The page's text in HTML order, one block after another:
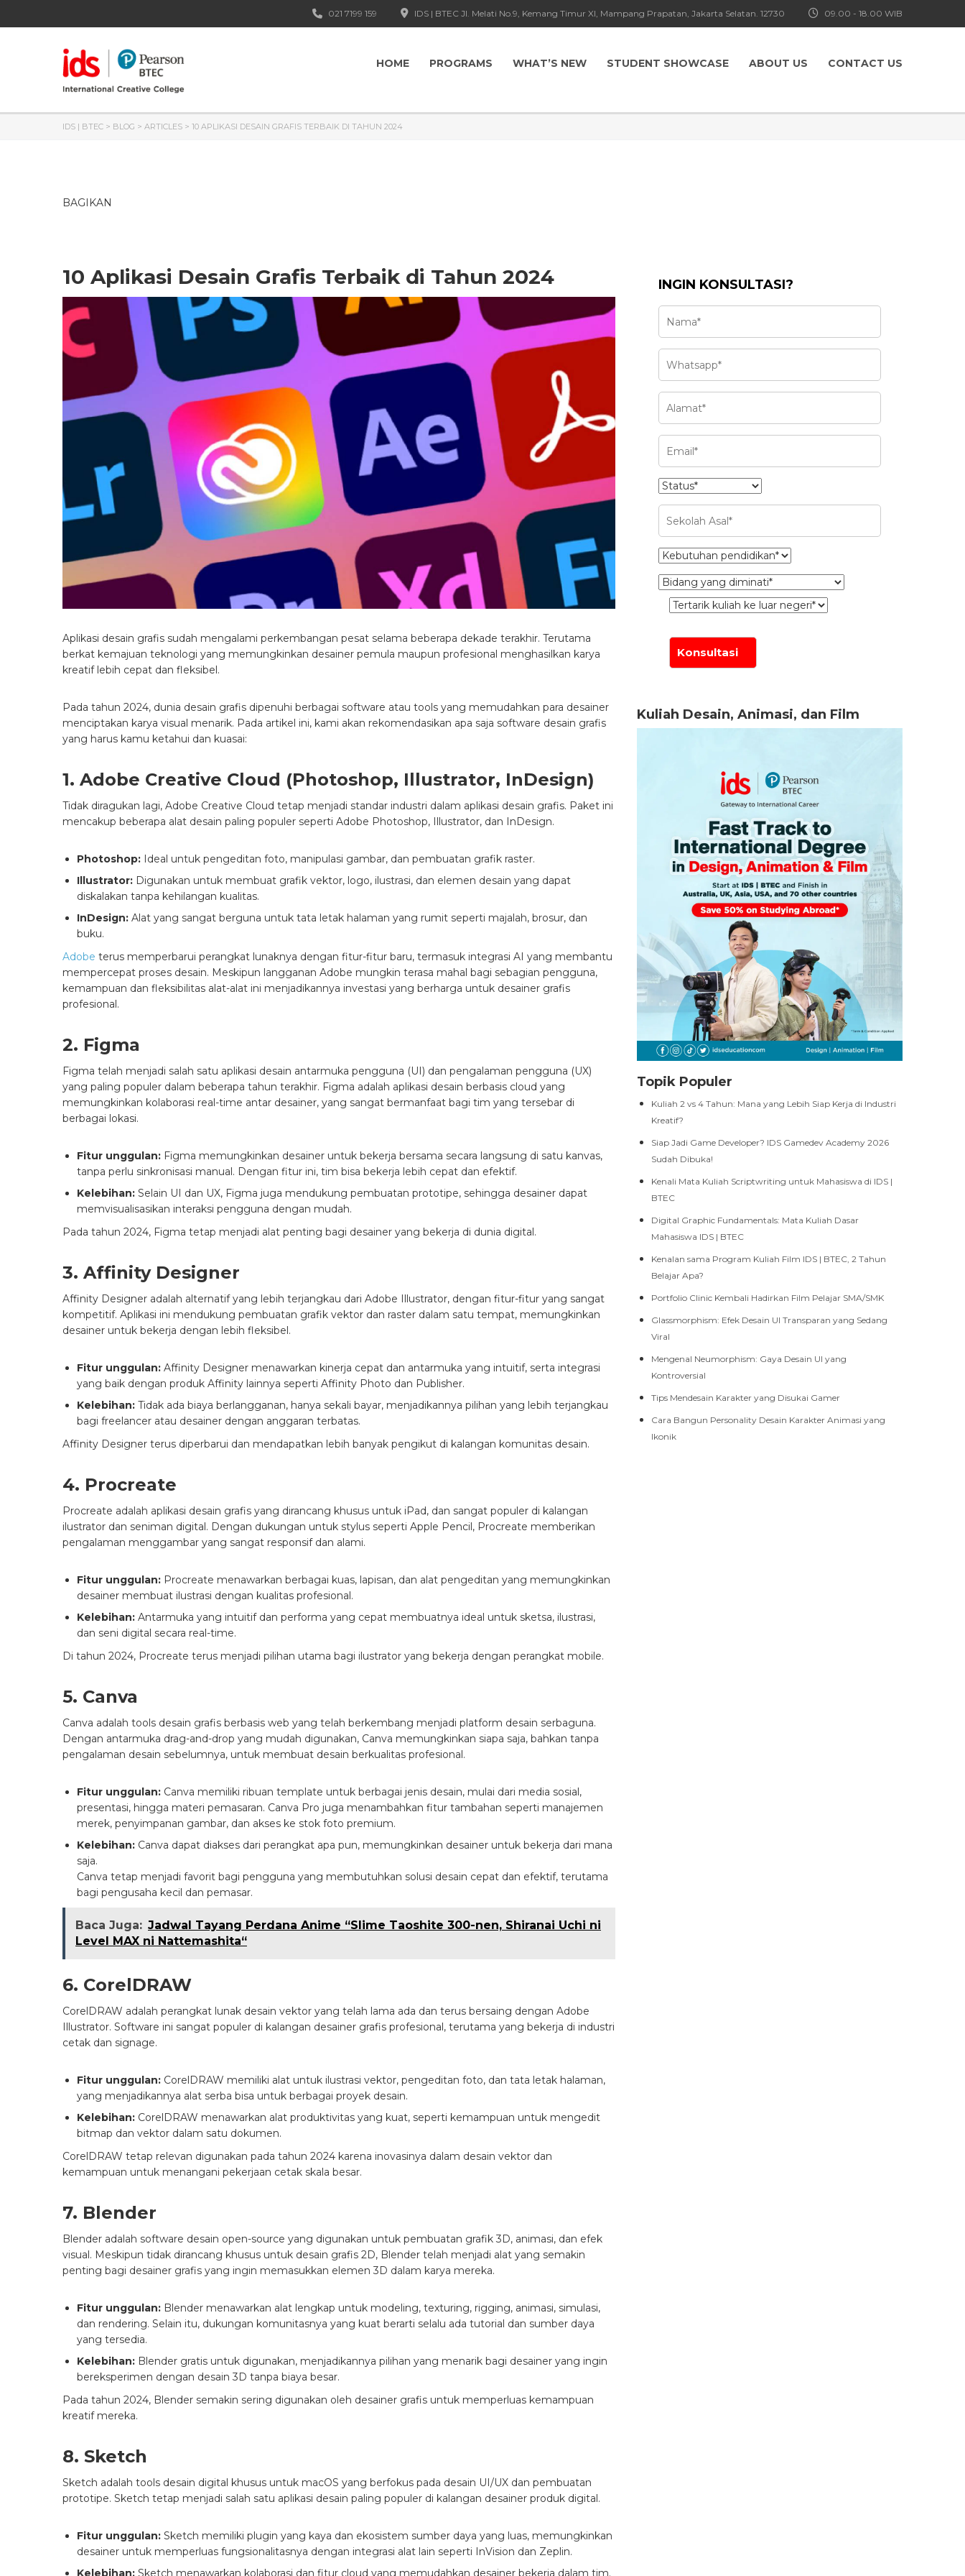
09.00 - 18.00 WIB
IDS | BTEC Jl. Melati No.9, Kemang Timur XI, Mampang Prapatan, Jakarta Selatan. 12730
021 7199 159
HOME PROGRAMS WHAT’S NEW STUDENT SHOWCASE ABOUT US CONTACT US
IDS | BTEC > BLOG > ARTICLES > 10 APLIKASI DESAIN GRAFIS TERBAIK DI TAHUN 2024
BAGIKAN
10 Aplikasi Desain Grafis Terbaik di Tahun 2024
Aplikasi desain grafis sudah mengalami perkembangan pesat selama beberapa dekade terakhir. Terutama
berkat kemajuan teknologi yang memungkinkan desainer pemula maupun profesional menghasilkan karya
kreatif lebih cepat dan fleksibel.
Pada tahun 2024, dunia desain grafis dipenuhi berbagai software atau tools yang memudahkan para desainer
menciptakan karya visual menarik. Pada artikel ini, kami akan rekomendasikan apa saja software desain grafis
yang harus kamu ketahui dan kuasai:
1. Adobe Creative Cloud (Photoshop, Illustrator, InDesign)
Tidak diragukan lagi, Adobe Creative Cloud tetap menjadi standar industri dalam aplikasi desain grafis. Paket ini
mencakup beberapa alat desain paling populer seperti Adobe Photoshop, Illustrator, dan InDesign.
Photoshop: Ideal untuk pengeditan foto, manipulasi gambar, dan pembuatan grafik raster.
Illustrator: Digunakan untuk membuat grafik vektor, logo, ilustrasi, dan elemen desain yang dapat
diskalakan tanpa kehilangan kualitas.
InDesign: Alat yang sangat berguna untuk tata letak halaman yang rumit seperti majalah, brosur, dan
buku.
Adobe terus memperbarui perangkat lunaknya dengan fitur-fitur baru, termasuk integrasi AI yang membantu
mempercepat proses desain. Meskipun langganan Adobe mungkin terasa mahal bagi sebagian pengguna,
kemampuan dan fleksibilitas alat-alat ini menjadikannya investasi yang berharga untuk desainer grafis
profesional.
2. Figma
Figma telah menjadi salah satu aplikasi desain antarmuka pengguna (UI) dan pengalaman pengguna (UX)
yang paling populer dalam beberapa tahun terakhir. Figma adalah aplikasi desain berbasis cloud yang
memungkinkan kolaborasi real-time antar desainer, yang sangat bermanfaat bagi tim yang tersebar di
berbagai lokasi.
Fitur unggulan: Figma memungkinkan desainer untuk bekerja bersama secara langsung di satu kanvas,
tanpa perlu sinkronisasi manual. Dengan fitur ini, tim bisa bekerja lebih cepat dan efektif.
Kelebihan: Selain UI dan UX, Figma juga mendukung pembuatan prototipe, sehingga desainer dapat
memvisualisasikan interaksi pengguna dengan mudah.
Pada tahun 2024, Figma tetap menjadi alat penting bagi desainer yang bekerja di dunia digital.
3. Affinity Designer
Affinity Designer adalah alternatif yang lebih terjangkau dari Adobe Illustrator, dengan fitur-fitur yang sangat
kompetitif. Aplikasi ini mendukung pembuatan grafik vektor dan raster dalam satu tempat, memungkinkan
desainer untuk bekerja dengan lebih fleksibel.
Fitur unggulan: Affinity Designer menawarkan kinerja cepat dan antarmuka yang intuitif, serta integrasi
yang baik dengan produk Affinity lainnya seperti Affinity Photo dan Publisher.
Kelebihan: Tidak ada biaya berlangganan, hanya sekali bayar, menjadikannya pilihan yang lebih terjangkau
bagi freelancer atau desainer dengan anggaran terbatas.
Affinity Designer terus diperbarui dan mendapatkan lebih banyak pengikut di kalangan komunitas desain.
4. Procreate
Procreate adalah aplikasi desain grafis yang dirancang khusus untuk iPad, dan sangat populer di kalangan
ilustrator dan seniman digital. Dengan dukungan untuk stylus seperti Apple Pencil, Procreate memberikan
pengalaman menggambar yang sangat responsif dan alami.
Fitur unggulan: Procreate menawarkan berbagai kuas, lapisan, dan alat pengeditan yang memungkinkan
desainer membuat ilustrasi dengan kualitas profesional.
Kelebihan: Antarmuka yang intuitif dan performa yang cepat membuatnya ideal untuk sketsa, ilustrasi,
dan seni digital secara real-time.
Di tahun 2024, Procreate terus menjadi pilihan utama bagi ilustrator yang bekerja dengan perangkat mobile.
5. Canva
Canva adalah tools desain grafis berbasis web yang telah berkembang menjadi platform desain serbaguna.
Dengan antarmuka drag-and-drop yang mudah digunakan, Canva memungkinkan siapa saja, bahkan tanpa
pengalaman desain sebelumnya, untuk membuat desain berkualitas profesional.
Fitur unggulan: Canva memiliki ribuan template untuk berbagai jenis desain, mulai dari media sosial,
presentasi, hingga materi pemasaran. Canva Pro juga menambahkan fitur tambahan seperti manajemen
merek, penyimpanan gambar, dan akses ke stok foto premium.
Kelebihan: Canva dapat diakses dari perangkat apa pun, memungkinkan desainer untuk bekerja dari mana
saja.
Canva tetap menjadi favorit bagi pengguna yang membutuhkan solusi desain cepat dan efektif, terutama
bagi pengusaha kecil dan pemasar.
Baca Juga: Jadwal Tayang Perdana Anime “Slime Taoshite 300-nen, Shiranai Uchi ni
Level MAX ni Nattemashita“
6. CorelDRAW
CorelDRAW adalah perangkat lunak desain vektor yang telah lama ada dan terus bersaing dengan Adobe
Illustrator. Software ini sangat populer di kalangan desainer grafis profesional, terutama yang bekerja di industri
cetak dan signage.
Fitur unggulan: CorelDRAW memiliki alat untuk ilustrasi vektor, pengeditan foto, dan tata letak halaman,
yang menjadikannya alat serba bisa untuk berbagai proyek desain.
Kelebihan: CorelDRAW menawarkan alat produktivitas yang kuat, seperti kemampuan untuk mengedit
bitmap dan vektor dalam satu dokumen.
CorelDRAW tetap relevan digunakan pada tahun 2024 karena inovasinya dalam desain vektor dan
kemampuan untuk menangani pekerjaan cetak skala besar.
7. Blender
Blender adalah software desain open-source yang digunakan untuk pembuatan grafik 3D, animasi, dan efek
visual. Meskipun tidak dirancang khusus untuk desain grafis 2D, Blender telah menjadi alat yang semakin
penting bagi desainer grafis yang ingin memasukkan elemen 3D dalam karya mereka.
Fitur unggulan: Blender menawarkan alat lengkap untuk modeling, texturing, rigging, animasi, simulasi,
dan rendering. Selain itu, dukungan komunitasnya yang kuat berarti selalu ada tutorial dan sumber daya
yang tersedia.
Kelebihan: Blender gratis untuk digunakan, menjadikannya pilihan yang menarik bagi desainer yang ingin
bereksperimen dengan desain 3D tanpa biaya besar.
Pada tahun 2024, Blender semakin sering digunakan oleh desainer grafis untuk memperluas kemampuan
kreatif mereka.
8. Sketch
Sketch adalah tools desain digital khusus untuk macOS yang berfokus pada desain UI/UX dan pembuatan
prototipe. Sketch tetap menjadi salah satu aplikasi desain paling populer di kalangan desainer produk digital.
Fitur unggulan: Sketch memiliki plugin yang kaya dan ekosistem sumber daya yang luas, memungkinkan
desainer untuk memperluas fungsionalitasnya dengan integrasi alat lain seperti InVision dan Zeplin.
Kelebihan: Sketch menawarkan kolaborasi dan fitur cloud yang memudahkan desainer bekerja dalam tim.
INGIN KONSULTASI?
Kuliah Desain, Animasi, dan Film
Topik Populer
Kuliah 2 vs 4 Tahun: Mana yang Lebih Siap Kerja di Industri
Kreatif?
Siap Jadi Game Developer? IDS Gamedev Academy 2026
Sudah Dibuka!
Kenali Mata Kuliah Scriptwriting untuk Mahasiswa di IDS |
BTEC
Digital Graphic Fundamentals: Mata Kuliah Dasar
Mahasiswa IDS | BTEC
Kenalan sama Program Kuliah Film IDS | BTEC, 2 Tahun
Belajar Apa?
Portfolio Clinic Kembali Hadirkan Film Pelajar SMA/SMK
Glassmorphism: Efek Desain UI Transparan yang Sedang
Viral
Mengenal Neumorphism: Gaya Desain UI yang
Kontroversial
Tips Mendesain Karakter yang Disukai Gamer
Cara Bangun Personality Desain Karakter Animasi yang
Ikonik